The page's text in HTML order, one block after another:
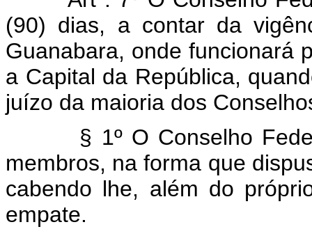
(90) dias, a contar da
Guanabara, onde funcionará
a Capital da República,
juízo da maioria dos
§ 1º O Conselho
membros, na forma que
cabendo lhe, além do
empate.